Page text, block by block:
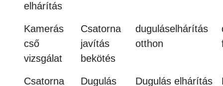
elhárítás
Kamerás
cső
vizsgálat
Csatorna
javítás
bekötés
duguláselhárítás
otthon
Csatorna
Dugulás
Dugulás elhárítás